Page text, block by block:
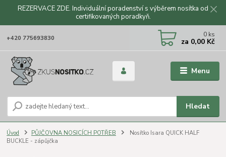
REZERVACE ZDE. Individuální poradenství s výběrem nosítka od
certifikovaných poradkyň.
Menu
Hledat
+420 775693830 0 ks
za 0,00 Kč
Úvod PŮJČOVNA NOSICÍCH POTŘEB
Nosítko Isara QUICK HALF
BUCKLE - zápůjčka